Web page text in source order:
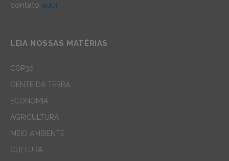
contato aqui.
LEIA NOSSAS MATÉRIAS
COP30
GENTE DA TERRA
ECONOMIA
AGRICULTURA
MEIO AMBIENTE
CULTURA